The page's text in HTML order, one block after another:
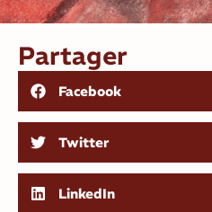
Partager
Facebook
Twitter
LinkedIn